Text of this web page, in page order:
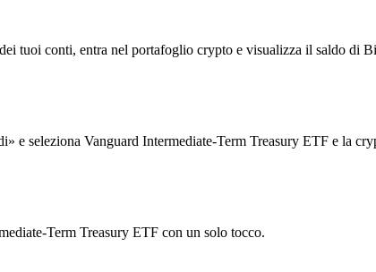
tuoi conti, entra nel portafoglio crypto e visualizza il saldo di
e seleziona Vanguard Intermediate-Term Treasury ETF e la
Term Treasury ETF con un solo tocco.